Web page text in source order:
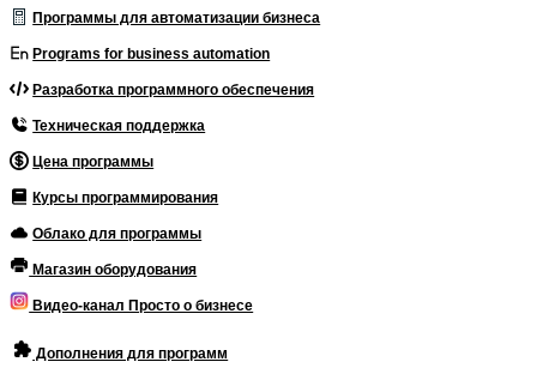
Программы для автоматизации бизнеса
Programs for business automation
Разработка программного обеспечения
Техническая поддержка
Цена программы
Курсы программирования
Облако для программы
Магазин оборудования
Видео-канал Просто о бизнесе
Дополнения для программ